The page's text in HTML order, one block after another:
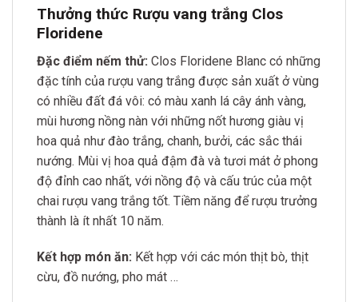
Thưởng thức Rượu vang trắng Clos
Floridene
Đặc điểm nếm thử: Clos Floridene Blanc có những
đặc tính của rượu vang trắng được sản xuất ở vùng
có nhiều đất đá vôi: có màu xanh lá cây ánh vàng,
mùi hương nồng nàn với những nốt hương giàu vị
hoa quả như đào trắng, chanh, bưởi, các sắc thái
nướng. Mùi vị hoa quả đậm đà và tươi mát ở phong
độ đỉnh cao nhất, với nồng độ và cấu trúc của một
chai rượu vang trắng tốt. Tiềm năng để rượu trưởng
thành là ít nhất 10 năm.
Kết hợp món ăn: Kết hợp với các món thịt bò, thịt
cừu, đồ nướng, pho mát …